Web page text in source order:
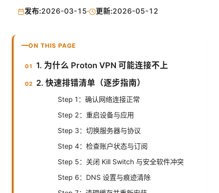
发布:2026-03-15· 更新:2026-05-12
ON THIS PAGE
1. 为什么 Proton VPN 可能连接不上
2. 快速排错清单（逐步指南）
Step 1：确认网络连接正常
Step 2：重启设备与应用
Step 3：切换服务器与协议
Step 4：检查账户状态与订阅
Step 5：关闭 Kill Switch 与安全软件冲突
Step 6：DNS 设置与痕迹清除